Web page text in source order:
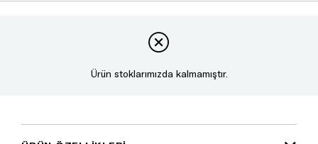
Ürün stoklarımızda kalmamıştır.